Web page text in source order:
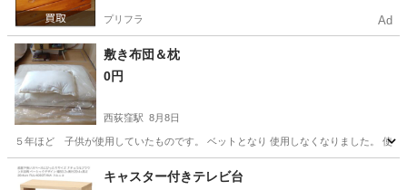
プリフラ Ad
敷き布団＆枕
0円
西荻窪駅 8月8日
５年ほど 子供が使用していたものです。 ベットとなり 使用しなくなりました。 使
東京 杉並区 西荻窪駅 寝具 敷き布団
キャスター付きテレビ台